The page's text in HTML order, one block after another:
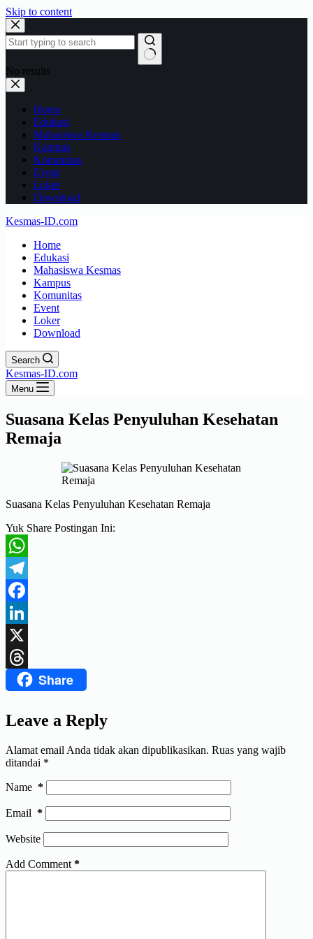
Skip to content
No results
Home
Edukasi
Mahasiswa Kesmas
Kampus
Komunitas
Event
Loker
Download
Kesmas-ID.com
Home
Edukasi
Mahasiswa Kesmas
Kampus
Komunitas
Event
Loker
Download
Search
Kesmas-ID.com
Menu
Suasana Kelas Penyuluhan Kesehatan
Remaja
Suasana Kelas Penyuluhan Kesehatan Remaja
Yuk Share Postingan Ini:
WhatsApp
Telegram
Facebook
LinkedIn
X
ThreadsShare
Leave a Reply
Alamat email Anda tidak akan dipublikasikan. Ruas yang wajib
ditandai *
Name *
Email *
Website
Add Comment *